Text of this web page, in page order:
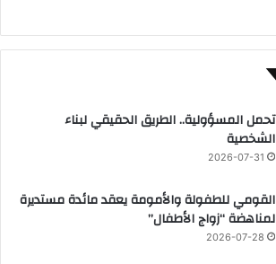
تحمل المسؤولية.. الطريق الحقيقي لبناء
الشخصية
2026-07-31
القومي للطفولة والأمومة يعقد مائدة مستديرة
لمناهضة “زواج الأطفال”
2026-07-28